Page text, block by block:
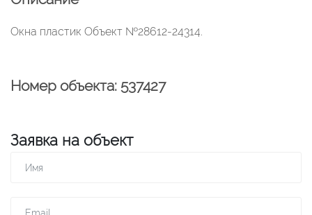
Окна пластик Объект №28612-24314.
Номер объекта: 537427
Заявка на объект